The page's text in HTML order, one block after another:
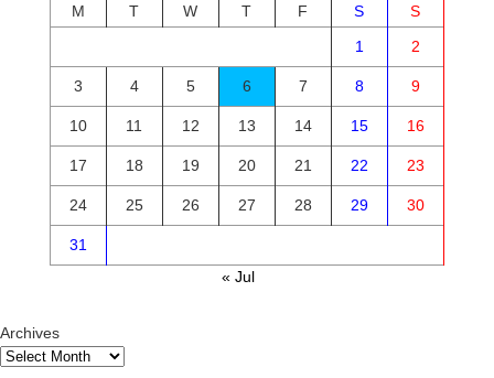
M T W T F S
S
1
2
3 4 5 6 7 8 9
10 11 12 13 14 15 16
17 18 19 20 21 22 23
24 25 26 27 28 29 30
31
« Jul
Archives